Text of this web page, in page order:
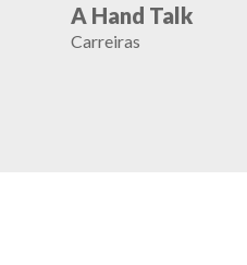
A Hand Talk
Carreiras